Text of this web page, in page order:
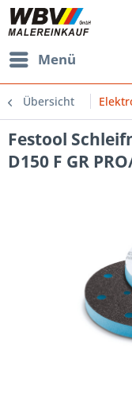
Menü
Übersicht
Festool
D150 F GR